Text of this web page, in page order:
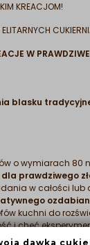
KREACJOM!
W
blasku
o wymiarach 80
prawdziwego
w całości
kuchni do
i chęć
dokładnego